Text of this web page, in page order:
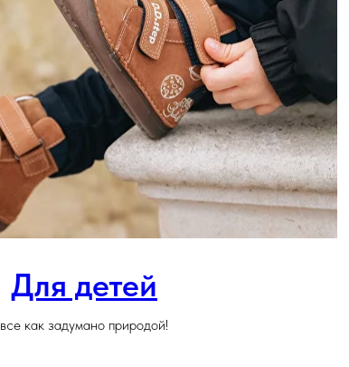
Для детей
все как задумано природой!